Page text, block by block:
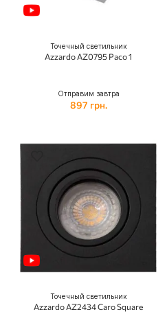
Точечный светильник
Azzardo AZ0795 Paco 1
Отправим завтра
897 грн.
Точечный светильник
Azzardo AZ2434 Caro Square